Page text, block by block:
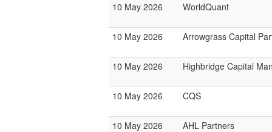
10 May 2026 WorldQuant
10 May 2026 Arrowgrass Capital
10 May 2026 Highbridge Capital
10 May 2026 CQS
10 May 2026 AHL Partners